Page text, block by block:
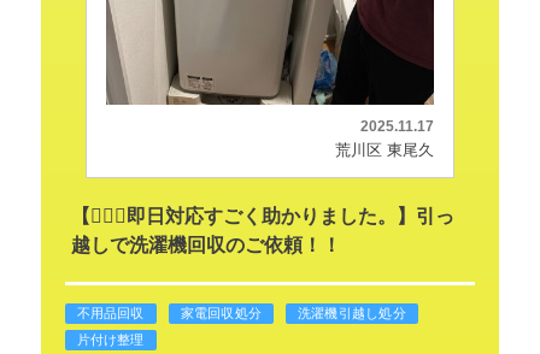
2025.11.17
荒川区 東尾久
【🤸🏻‍♂️即日対応すごく助かりました。】引っ
越しで洗濯機回収のご依頼！！
不用品回収 家電回収処分
洗濯機引越し処分
片付け整理